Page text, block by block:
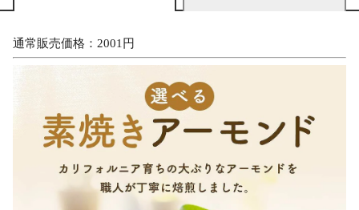
通常販売価格：2001円